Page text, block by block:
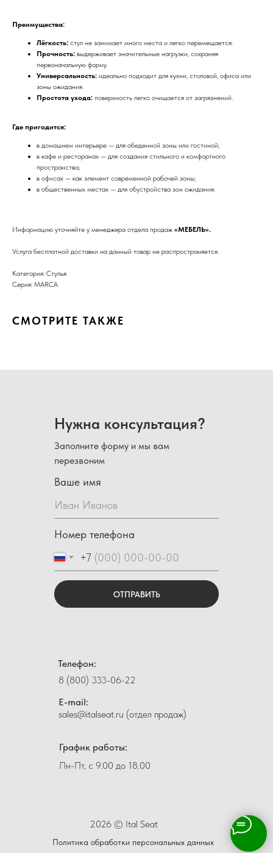
Преимущества:
Лёгкость: стул не занимает много места и легко перемещается.
Прочность: выдерживает значительные нагрузки, сохраняя
первоначальную форму.
Универсальность: идеально подходит для кухни, столовой, офиса или
зоны ожидания.
Простота ухода: поверхность легко очищается от загрязнений.
Где пригодится:
в домашнем интерьере — для обеденной зоны или гостиной;
в кафе и ресторанах — для создания стильного и комфортного
пространства;
в офисах — как элемент современной рабочей зоны;
в общественных местах — для обустройства зон ожидания.
Информацию уточняйте у менеджера отдела продаж «МЕБЕЛЬ».
Услуга бесплатной доставки на данный товар не распространяется.
Категория: Стулья
Серия: MARCA
СМОТРИТЕ ТАКЖЕ
Ваше имя
Номер телефона
+7
ОТПРАВИТЬ
Нужна консультация?
Заполните форму и мы вам
перезвоним
2026 © Ital Seat
Политика обработки персональных данных
Телефон:
8 (800) 333-06-22
График работы:
Пн-Пт, с 9.00 до 18.00
sales@italseat.ru (отдел продаж)
E-mail: